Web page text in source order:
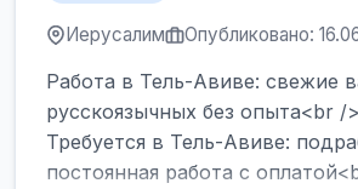
Иерусалим Опубликовано:
Работа в Тель-Авиве: свежие
русскоязычных без опыта<br />
Требуется в Тель-Авиве:
постоянная работа с